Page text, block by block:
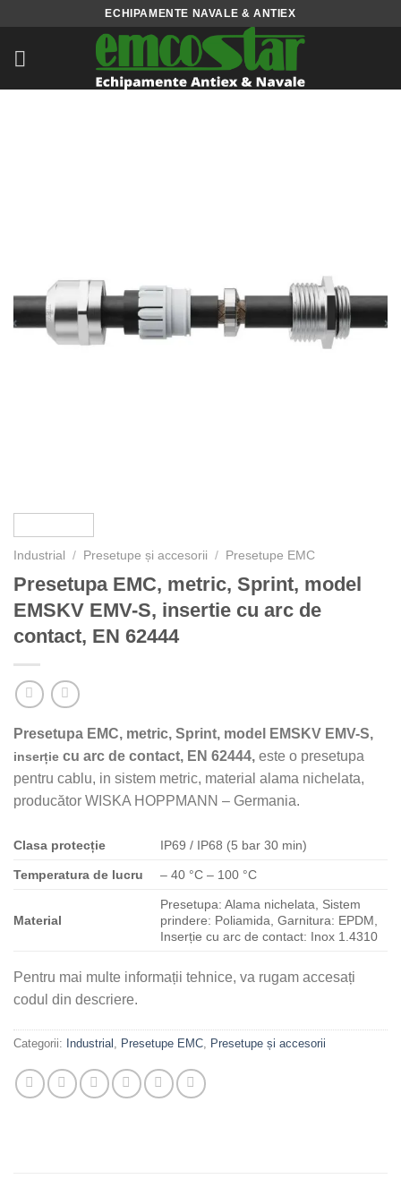
content
ECHIPAMENTE NAVALE & ANTIEX
Industrial / Presetupe și accesorii / Presetupe EMC
Presetupa EMC, metric, Sprint, model
EMSKV EMV-S, insertie cu arc de
contact, EN 62444
Presetupa EMC, metric, Sprint, model EMSKV EMV-S,
inserție cu arc de contact, EN 62444, este o presetupa
pentru cablu, in sistem metric, material alama nichelata,
producător WISKA HOPPMANN – Germania.
Clasa protecție IP69 / IP68 (5 bar 30 min)
Temperatura de lucru – 40 °C – 100 °C
Material
Presetupa: Alama nichelata, Sistem
prindere: Poliamida, Garnitura: EPDM,
Inserție cu arc de contact: Inox 1.4310
Pentru mai multe informații tehnice, va rugam accesați
codul din descriere.
Categorii: Industrial , Presetupe EMC, Presetupe și accesorii